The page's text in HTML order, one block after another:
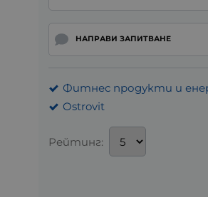
НАПРАВИ ЗАПИТВАНЕ
Фитнес продукти и
Ostrovit
Рейтинг: